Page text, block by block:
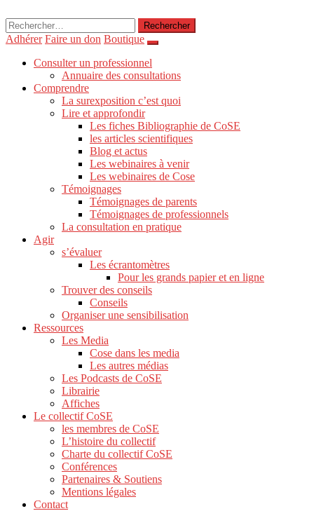
Rechercher :
Adhérer Faire un don Boutique
Consulter un professionnel
Annuaire des consultations
Comprendre
La surexposition c’est quoi
Lire et approfondir
Les fiches Bibliographie de CoSE
les articles scientifiques
Blog et actus
Les webinaires à venir
Les webinaires de Cose
Témoignages
Témoignages de parents
Témoignages de professionnels
La consultation en pratique
Agir
s’évaluer
Les écrantomètres
Pour les grands papier et en ligne
Trouver des conseils
Conseils
Organiser une sensibilisation
Ressources
Les Media
Cose dans les media
Les autres médias
Les Podcasts de CoSE
Librairie
Affiches
Le collectif CoSE
les membres de CoSE
L’histoire du collectif
Charte du collectif CoSE
Conférences
Partenaires & Soutiens
Mentions légales
Contact